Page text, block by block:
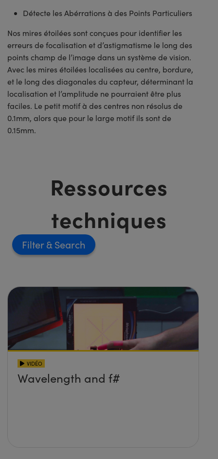
Détecte les Abérrations à des Points Particuliers
Nos mires étoilées sont conçues pour identifier les
erreurs de focalisation et d’astigmatisme le long des
points champ de l’image dans un système de vision.
Avec les mires étoilées localisées au centre, bordure,
et le long des diagonales du capteur, déterminant la
localisation et l’amplitude ne pourraient être plus
faciles. Le petit motif à des centres non résolus de
0.1mm, alors que pour le large motif ils sont de
0.15mm.
Ressources
techniques
Filter
VIDÉO
Wavelength and f#